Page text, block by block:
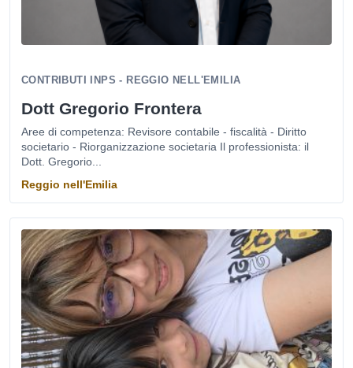
CONTRIBUTI INPS - REGGIO NELL'EMILIA
Dott Gregorio Frontera
Aree di competenza: Revisore contabile - fiscalità - Diritto
societario - Riorganizzazione societaria Il professionista: il
Dott. Gregorio...
Reggio nell'Emilia